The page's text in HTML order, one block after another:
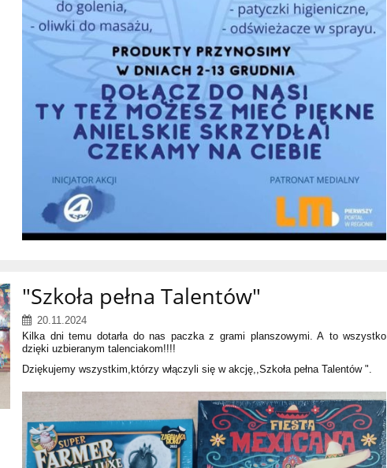
"Szkoła pełna Talentów"
20.11.2024
Kilka dni temu dotarła do nas paczka z grami planszowymi. A to wszystko
dzięki uzbieranym talenciakom!!!!
Dziękujemy wszystkim,którzy włączyli się w akcję,,Szkoła pełna Talentów ".